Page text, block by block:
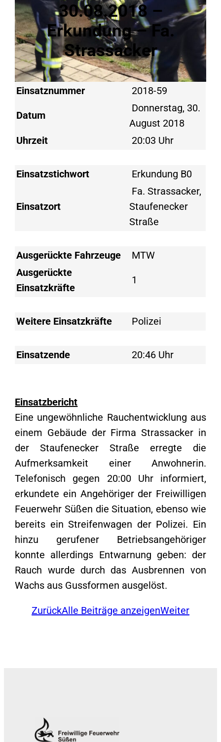
30.08.2018 –
Erkundung – Fa.
Strassacker
Einsatznummer 2018-59
Datum
Donnerstag, 30.
August 2018
Uhrzeit
20:03 Uhr
Einsatzstichwort Erkundung B0
Einsatzort
Fa. Strassacker,
Staufenecker
Straße
Ausgerückte Fahrzeuge
MTW
Ausgerückte
Einsatzkräfte
1
Weitere Einsatzkräfte Polizei
Einsatzende 20:46 Uhr
Einsatzbericht
Eine ungewöhnliche Rauchentwicklung aus
einem Gebäude der Firma Strassacker in
der Staufenecker Straße erregte die
Aufmerksamkeit einer Anwohnerin.
Telefonisch gegen 20:00 Uhr informiert,
erkundete ein Angehöriger der Freiwilligen
Feuerwehr Süßen die Situation, ebenso wie
bereits ein Streifenwagen der Polizei. Ein
hinzu gerufener Betriebsangehöriger
konnte allerdings Entwarnung geben: der
Rauch wurde durch das Ausbrennen von
Wachs aus Gussformen ausgelöst.
ZurückAlle Beiträge anzeigenWeiter